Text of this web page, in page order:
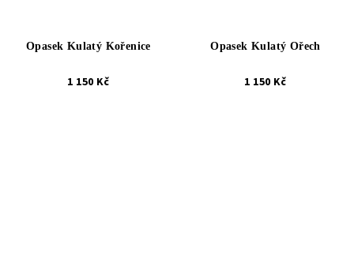
Opasek Kulatý Kořenice
1 150 Kč
Opasek Kulatý Ořech
1 150 Kč